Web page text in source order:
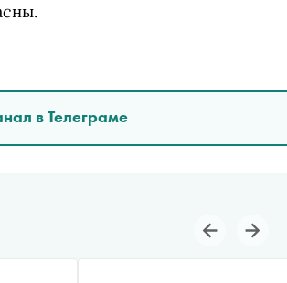
в Телеграме